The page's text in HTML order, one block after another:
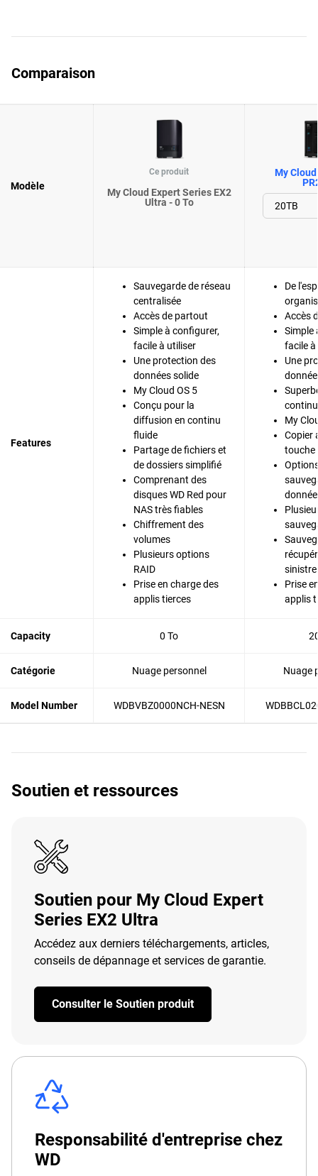
Comparaison
Modèle
Ce produit
My Cloud Expert Series EX2
Ultra - 0 To
My
Features
Sauvegarde de réseau
centralisée
Accès de partout
Simple à configurer,
facile à utiliser
Une protection des
données solide
My Cloud OS 5
Conçu pour la
diffusion en continu
fluide
Partage de fichiers et
de dossiers simplifié
Comprenant des
disques WD Red pour
NAS très fiables
Chiffrement des
volumes
Plusieurs options
RAID
Prise en charge des
applis tierces
De
Accès
Simple
facile
Une
continu
My
Copier
touche
sinistre
Prise
applis
Capacity 0 To
Catégorie Nuage personnel Nuage
Model Number WDBVBZ0000NCH-NESN
Soutien et ressources
Soutien pour My Cloud Expert
Series EX2 Ultra
Accédez aux derniers téléchargements, articles,
conseils de dépannage et services de garantie.
Consulter le Soutien produit
Responsabilité d'entreprise chez
WD